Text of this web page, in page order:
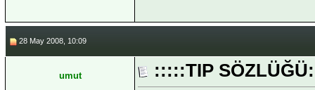
28 May 2008, 10:09
umut :::::TIP